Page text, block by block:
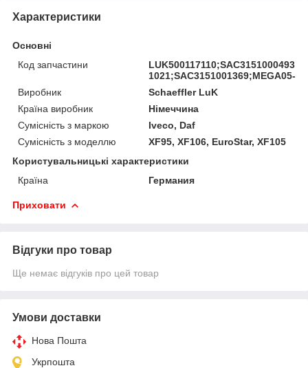
Характеристики
Основні
Код запчастини
1021;SAC3151001369;MEGA05-
Виробник
Schaeffler LuK
Країна виробник
Німеччина
Сумісність з маркою
Iveco, Daf
Сумісність з моделлю
XF95, XF106, EuroStar, XF105
Користувальницькі характеристики
Країна
Германия
Приховати
Відгуки про товар
Ще немає відгуків про цей товар
Умови доставки
Нова Пошта
Укрпошта